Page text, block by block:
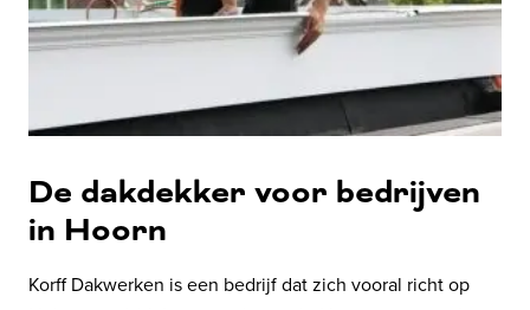
De dakdekker voor bedrijven
in Hoorn
Korff Dakwerken is een bedrijf dat zich vooral richt op